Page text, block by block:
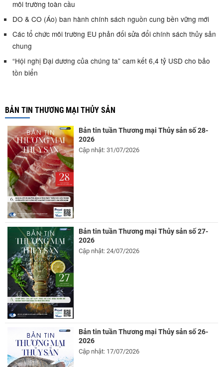
môi trường toàn cầu
DO & CO (Áo) ban hành chính sách nguồn cung bền vững mới
Các tổ chức môi trường EU phản đối sửa đổi chính sách thủy sản
chung
“Hội nghị Đại dương của chúng ta” cam kết 6,4 tỷ USD cho bảo
tồn biển
BẢN TIN THƯƠNG MẠI THỦY SẢN
Bản tin tuần Thương mại Thủy sản số 28-
2026
Cập nhật: 31/07/2026
Bản tin tuần Thương mại Thủy sản số 27-
2026
Cập nhật: 24/07/2026
Bản tin tuần Thương mại Thủy sản số 26-
2026
Cập nhật: 17/07/2026